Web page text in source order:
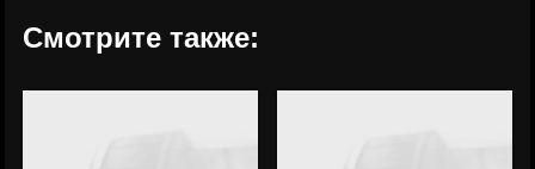
Смотрите также: